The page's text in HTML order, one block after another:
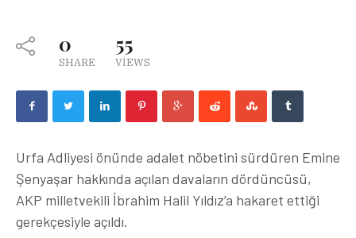
0
SHARE
55
VIEWS
Urfa Adliyesi önünde adalet nöbetini sürdüren Emine
Şenyaşar hakkında açılan davaların dördüncüsü,
AKP milletvekili İbrahim Halil Yıldız’a hakaret ettiği
gerekçesiyle açıldı.